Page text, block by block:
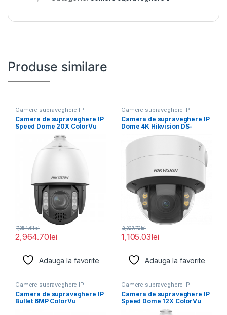
Produse similare
Camere supraveghere IP
Camera de supraveghere IP
Speed Dome 20X ColorVu
2MP Hikvision
2,964.70lei
7,354.61lei
Adauga la favorite
Camere supraveghere IP
Camera de supraveghere IP
Dome 4K Hikvision DS-
2CD2787G2T-LZS(2.8-
12MM) (C), lentila
1,105.03lei
2,327.72lei
Adauga la favorite
Camere supraveghere IP
Camera de supraveghere IP
Bullet 6MP ColorVu
Camere supraveghere IP
Camera de supraveghere IP
Speed Dome 12X ColorVu
4MP Hikvision